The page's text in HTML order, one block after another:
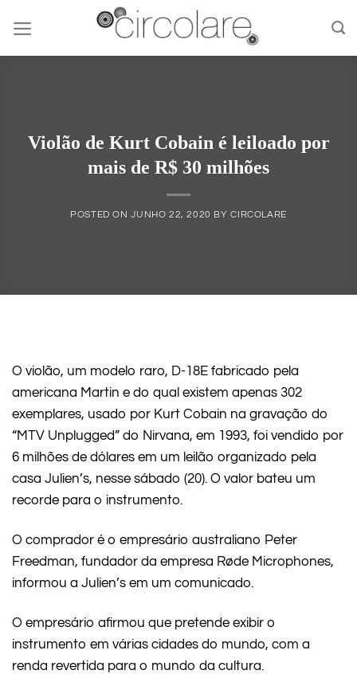
content
Violão de Kurt Cobain é leiloado por
mais de R$ 30 milhões
POSTED ONJUNHO 22, 2020 BYCIRCOLARE
O violão, um modelo raro, D-18E fabricado pela
americana Martin e do qual existem apenas 302
exemplares, usado por Kurt Cobain na gravação do
“MTV Unplugged” do Nirvana, em 1993, foi vendido por
6 milhões de dólares em um leilão organizado pela
casa Julien’s, nesse sábado (20). O valor bateu um
recorde para o instrumento.
O comprador é o empresário australiano Peter
Freedman, fundador da empresa Røde Microphones,
informou a Julien’s em um comunicado.
O empresário afirmou que pretende exibir o
instrumento em várias cidades do mundo, com a
renda revertida para o mundo da cultura.